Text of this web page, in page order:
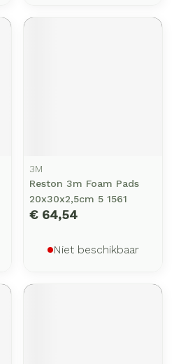
3M
Reston 3m Foam Pads
20x30x2,5cm 5 1561
€ 64,54
Niet beschikbaar